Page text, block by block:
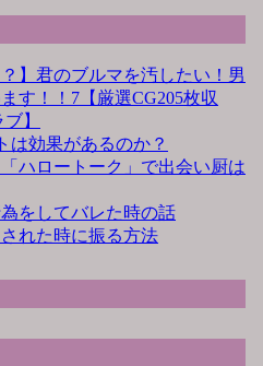
？】君のブルマを汚したい！男
す！！7【厳選CG205枚収
】
は効果があるのか？
ハロートーク」で出会い厨は
をしてバレた時の話
れた時に振る方法